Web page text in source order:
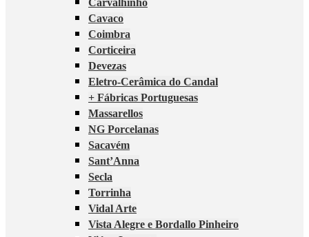
Carvalhinho
Cavaco
Coimbra
Corticeira
Devezas
Eletro-Cerâmica do Candal
+ Fábricas Portuguesas
Massarellos
NG Porcelanas
Sacavém
Sant’Anna
Secla
Torrinha
Vidal Arte
Vista Alegre e Bordallo Pinheiro